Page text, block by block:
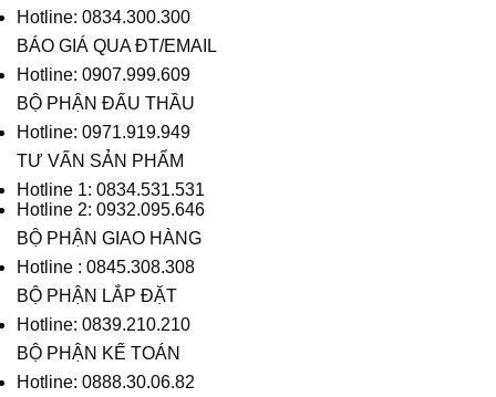
Hotline: 0834.300.300
BÁO GIÁ QUA ĐT/EMAIL
Hotline: 0907.999.609
BỘ PHẬN ĐẤU THẦU
Hotline: 0971.919.949
TƯ VẤN SẢN PHẨM
Hotline 1: 0834.531.531
Hotline 2: 0932.095.646
BỘ PHẬN GIAO HÀNG
Hotline : 0845.308.308
BỘ PHẬN LẮP ĐẶT
Hotline: 0839.210.210
BỘ PHẬN KẾ TOÁN
Hotline: 0888.30.06.82